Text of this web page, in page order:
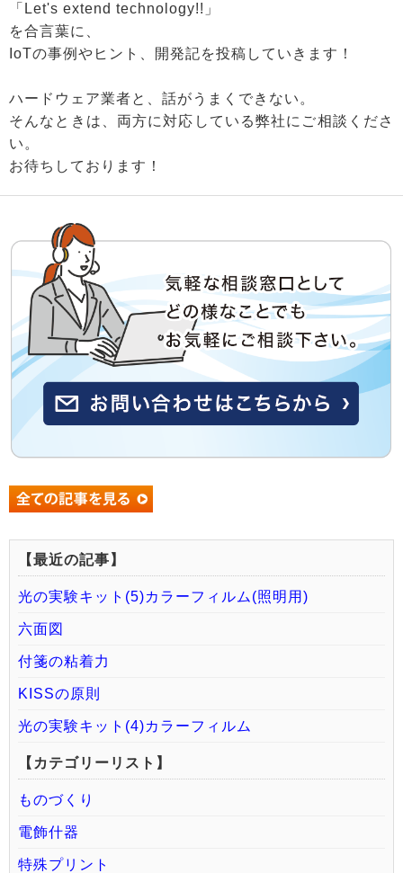
「Let's extend technology!!」
を合言葉に、
IoTの事例やヒント、開発記を投稿していきます！
ハードウェア業者と、話がうまくできない。
そんなときは、両方に対応している弊社にご相談くださ
い。
お待ちしております！
【最近の記事】
光の実験キット(5)カラーフィルム(照明用)
六面図
付箋の粘着力
KISSの原則
光の実験キット(4)カラーフィルム
【カテゴリーリスト】
ものづくり
電飾什器
特殊プリント